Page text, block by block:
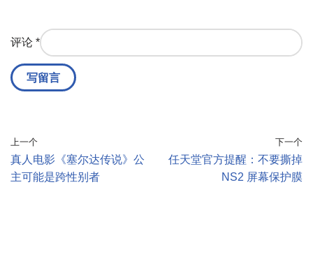
评论 *
上一个
真人电影《塞尔达传说》公
主可能是跨性别者
下一个
任天堂官方提醒：不要撕掉
NS2 屏幕保护膜